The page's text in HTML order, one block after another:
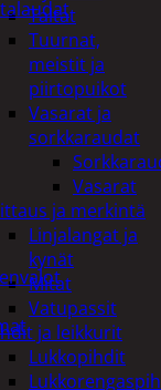
Taltat
Tuurnat,
meistit ja
piirtopuikot
Vasarat ja
sorkkaraudat
Vasarat
ja merkintä
Linjalangat ja
kynät
Mitat
Vatupassit
ja leikkurit
Lukkopihdit